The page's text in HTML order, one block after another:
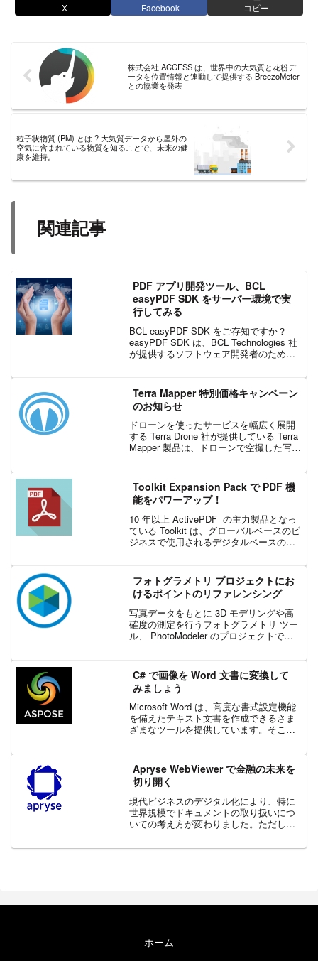
X Facebook コピー
株式会社 ACCESS は、世界中の大気質と花粉デ
ータを位置情報と連動して提供する BreezoMeter
との協業を発表
粒子状物質 (PM) とは ? 大気質データから屋外の
空気に含まれている物質を知ることで、未来の健
康を維持。
関連記事
PDF アプリ開発ツール、BCL
easyPDF SDK をサーバー環境で実
行してみる
BCL easyPDF SDK をご存知ですか？
easyPDF SDK は、BCL Technologies 社
が提供するソフトウェア開発者のための
ざ...
Terra Mapper 特別価格キャンペーン
のお知らせ
ドローンを使ったサービスを幅広く展開
する Terra Drone 社が提供している Terra
Mapper 製品は、ドローンで空撮した写真
アです。主要な機能として、標...
Toolkit Expansion Pack で PDF 機
能をパワーアップ！
10 年以上 ActivePDF の主力製品となっ
ている Toolkit は、グローバルベースのビ
ジネスで使用されるデジタルベースのド
PDFソリューションです。最近、A...
フォトグラメトリ プロジェクトにお
けるポイントのリファレンシング
写真データをもとに 3D モデリングや高
確度の測定を行うフォトグラメトリ ツー
ル、 PhotoModeler のプロジェクトで
つ以上の異なる画像上のマーキングが、
空間...
C# で画像を Word 文書に変換して
みましょう
Microsoft Word は、高度な書式設定機能
を備えたテキスト文書を作成できるさま
ざまなツールを提供しています。そこ
グラフィック要素や画像を Word...
Apryse WebViewer で金融の未来を
切り開く
現代ビジネスのデジタル化により、特に
世界規模でドキュメントの取り扱いにつ
いての考え方が変わりました。ただし、
は、金融機関にとって重大な懸念事項で
ホーム